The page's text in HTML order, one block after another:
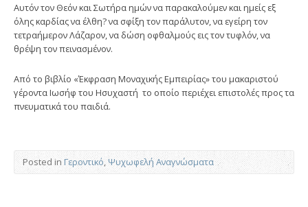
Αυτόν τον Θεόν και Σωτήρα ημών να παρακαλούμεν και ημείς εξ
όλης καρδίας να έλθη? να σφίξη τον παράλυτον, να εγείρη τον
τετραήμερον Λάζαρον, να δώση οφθαλμούς εις τον τυφλόν, να
θρέψη τον πεινασμένον.
Από το βιβλίο «Έκφραση Μοναχικής Εμπειρίας» του μακαριστού
γέροντα Ιωσήφ του Ησυχαστή το οποίο περιέχει επιστολές προς τα
πνευματικά του παιδιά.
Posted in Γεροντικό,Ψυχωφελή Αναγνώσματα